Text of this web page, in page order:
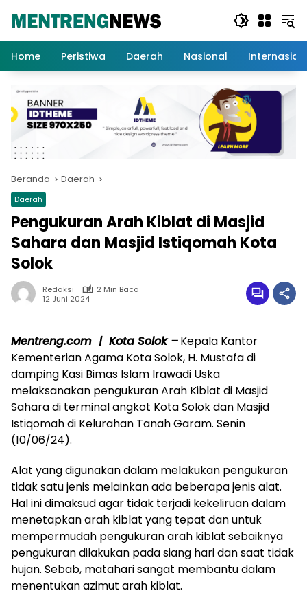
Home
Peristiwa Daerah Nasional
Beranda Daerah
Daerah
Pengukuran Arah Kiblat di Masjid
Sahara dan Masjid Istiqomah Kota
Solok
Redaksi
2 Min Baca
12 Juni 2024
Mentreng.com | Kota Solok –Kepala Kantor
Kementerian Agama Kota Solok, H. Mustafa di
damping Kasi Bimas Islam Irawadi Uska
melaksanakan pengukuran Arah Kiblat di Masjid
Sahara di terminal angkot Kota Solok dan Masjid
Istiqomah di Kelurahan Tanah Garam. Senin
(10/06/24).
Alat yang digunakan dalam melakukan pengukuran
tidak satu jenis melainkan ada beberapa jenis alat.
Hal ini dimaksud agar tidak terjadi kekeliruan dalam
menetapkan arah kiblat yang tepat dan untuk
mempermudah pengukuran arah kiblat sebaiknya
pengukuran dilakukan pada siang hari dan saat tidak
hujan. Sebab, matahari sangat membantu dalam
menentukan azimut arah kiblat.